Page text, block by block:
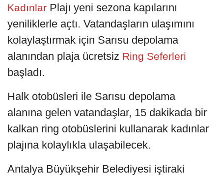
Kadınlar Plajı yeni sezona kapılarını
yeniliklerle açtı. Vatandaşların ulaşımını
kolaylaştırmak için Sarısu depolama
alanından plaja ücretsiz Ring Seferleri
başladı.
Halk otobüsleri ile Sarısu depolama
alanına gelen vatandaşlar, 15 dakikada bir
kalkan ring otobüslerini kullanarak kadınlar
plajına kolaylıkla ulaşabilecek.
Antalya Büyükşehir Belediyesi iştiraki